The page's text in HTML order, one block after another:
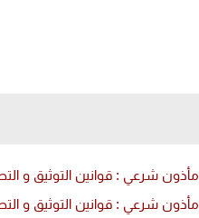
مأذون شرعي : قوانين التوثيق و
مأذون شرعي : قوانين التوثيق و